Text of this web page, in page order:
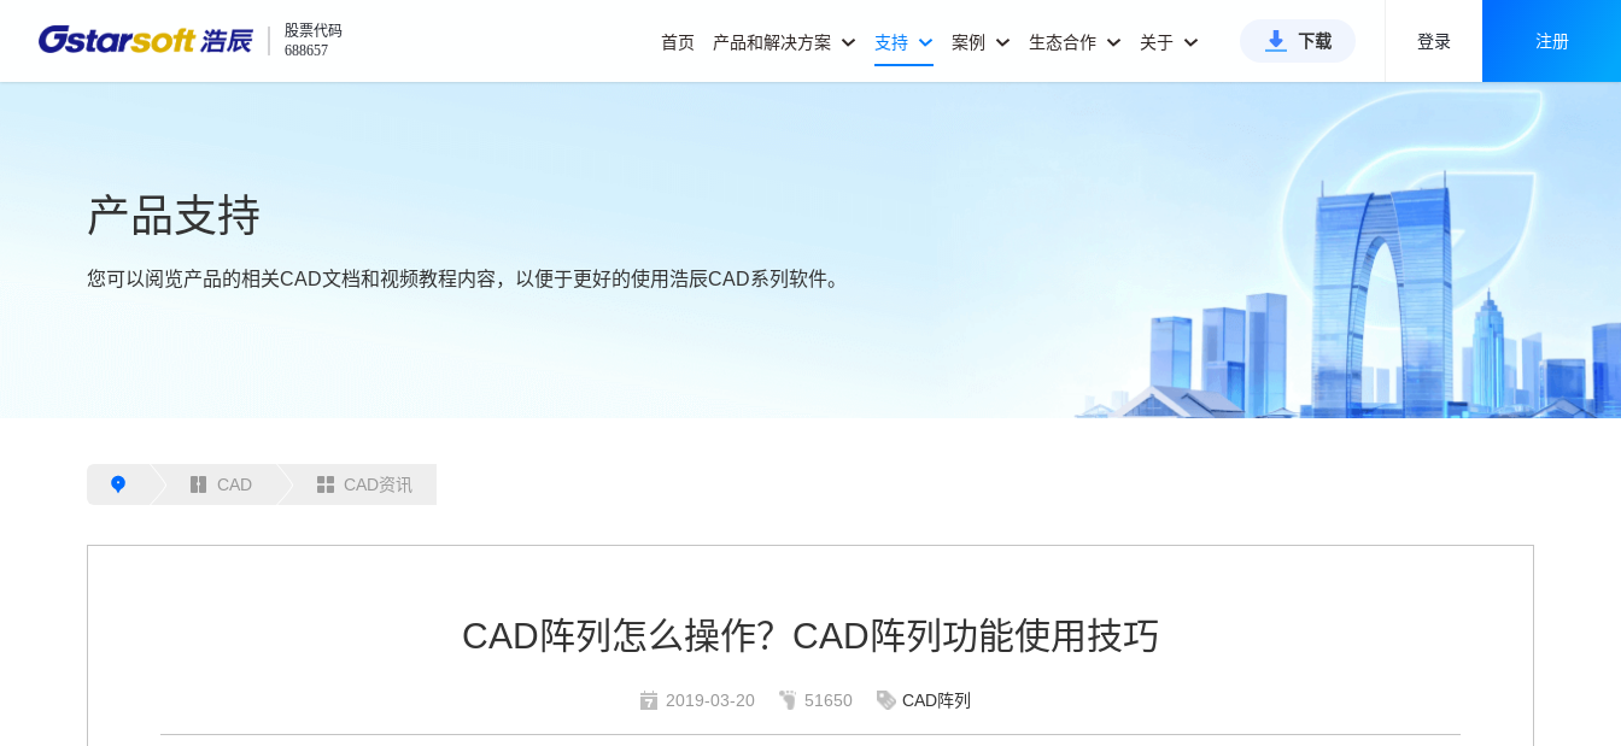
股票代码
688657
首页 产品和解决方案 支持 案例 生态合作 关于 下载 登录 注册
产品支持
您可以阅览产品的相关CAD文档和视频教程内容，以便于更好的使用浩辰CAD系列软件。
CAD CAD资讯
CAD阵列怎么操作？CAD阵列功能使用技巧
2019-03-20 51650 CAD阵列